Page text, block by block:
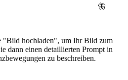
🦋
"Bild hochladen", um Ihr Bild zum
dann einen detaillierten Prompt in
zu beschreiben.